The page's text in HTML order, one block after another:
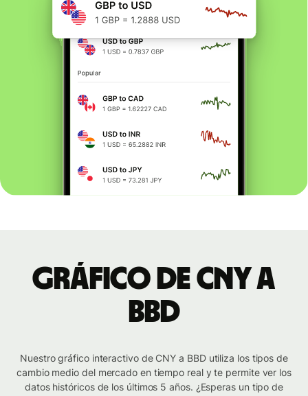
Gráfico de CNY a
BBD
Nuestro gráfico interactivo de CNY a BBD utiliza los tipos de
cambio medio del mercado en tiempo real y te permite ver los
datos históricos de los últimos 5 años. ¿Esperas un tipo de